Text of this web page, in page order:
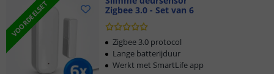
VOORDEELSET
Zigbee 3.0 - Set van 6
Zigbee 3.0 protocol
Lange batterijduur
Werkt met SmartLife app